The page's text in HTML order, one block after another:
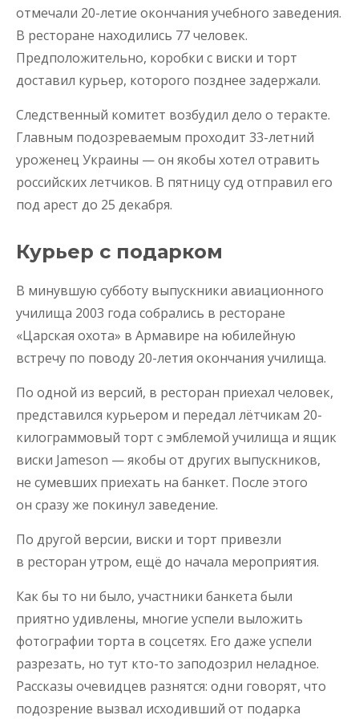
отмечали 20-летие окончания учебного заведения.
В ресторане находились 77 человек.
Предположительно, коробки с виски и торт
доставил курьер, которого позднее задержали.
Следственный комитет возбудил дело о теракте.
Главным подозреваемым проходит 33-летний
уроженец Украины — он якобы хотел отравить
российских летчиков. В пятницу суд отправил его
под арест до 25 декабря.
Курьер с подарком
В минувшую субботу выпускники авиационного
училища 2003 года собрались в ресторане
«Царская охота» в Армавире на юбилейную
встречу по поводу 20-летия окончания училища.
По одной из версий, в ресторан приехал человек,
представился курьером и передал лётчикам 20-
килограммовый торт с эмблемой училища и ящик
виски Jameson — якобы от других выпускников,
не сумевших приехать на банкет. После этого
он сразу же покинул заведение.
По другой версии, виски и торт привезли
в ресторан утром, ещё до начала мероприятия.
Как бы то ни было, участники банкета были
приятно удивлены, многие успели выложить
фотографии торта в соцсетях. Его даже успели
разрезать, но тут кто-то заподозрил неладное.
Рассказы очевидцев разнятся: одни говорят, что
подозрение вызвал исходивший от подарка